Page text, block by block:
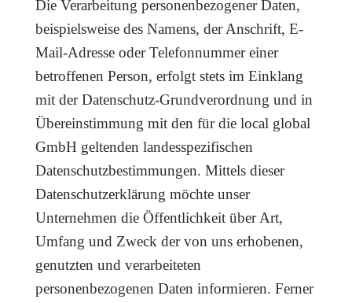
Die Verarbeitung personenbezogener Daten,
beispielsweise des Namens, der Anschrift, E-
Mail-Adresse oder Telefonnummer einer
betroffenen Person, erfolgt stets im Einklang
mit der Datenschutz-Grundverordnung und in
Übereinstimmung mit den für die local global
GmbH geltenden landesspezifischen
Datenschutzbestimmungen. Mittels dieser
Datenschutzerklärung möchte unser
Unternehmen die Öffentlichkeit über Art,
Umfang und Zweck der von uns erhobenen,
genutzten und verarbeiteten
personenbezogenen Daten informieren. Ferner